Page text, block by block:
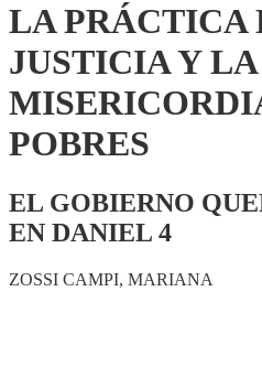
LA PRÁCTICA
JUSTICIA Y LA
POBRES
EL GOBIERNO
EN DANIEL 4
ZOSSI CAMPI, MARIANA